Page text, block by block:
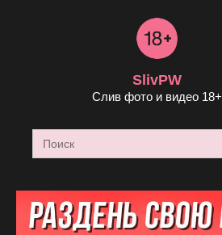
SlivPW
Слив фото и видео 18+
Search
for: